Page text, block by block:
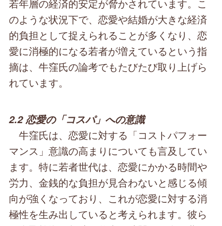
若年層の経済的安定が脅かされています。こ
のような状況下で、恋愛や結婚が大きな経済
的負担として捉えられることが多くなり、恋
愛に消極的になる若者が増えているという指
摘は、牛窪氏の論考でもたびたび取り上げら
れています。
2.2 恋愛の「コスパ」への意識
牛窪氏は、恋愛に対する「コストパフォー
マンス」意識の高まりについても言及してい
ます。特に若者世代は、恋愛にかかる時間や
労力、金銭的な負担が見合わないと感じる傾
向が強くなっており、これが恋愛に対する消
極性を生み出していると考えられます。彼ら